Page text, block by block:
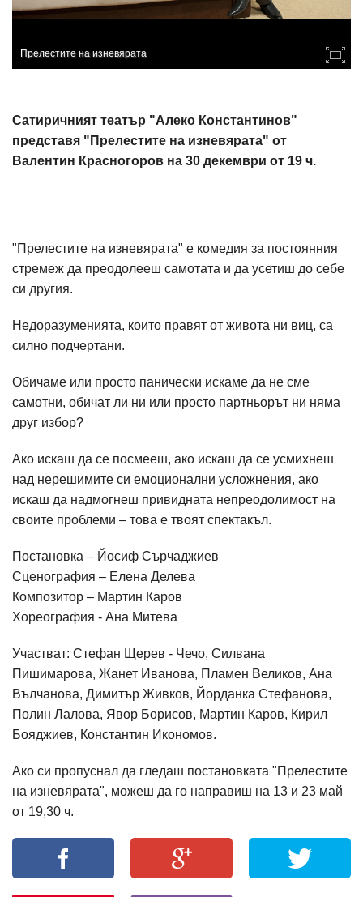
Прелестите на изневярата
Сатиричният театър "Алеко Константинов"
представя "Прелестите на изневярата" от
Валентин Красногоров на 30 декември от 19 ч.
"Прелестите на изневярата" е комедия за постоянния
стремеж да преодолееш самотата и да усетиш до себе
си другия.
Недоразуменията, които правят от живота ни виц, са
силно подчертани.
Обичаме или просто панически искаме да не сме
самотни, обичат ли ни или просто партньорът ни няма
друг избор?
Ако искаш да се посмееш, ако искаш да се усмихнеш
над нерешимите си емоционални усложнения, ако
искаш да надмогнеш привидната непреодолимост на
своите проблеми – това е твоят спектакъл.
Постановка – Йосиф Сърчаджиев
Сценография – Елена Делева
Композитор – Мартин Каров
Хореография - Ана Митева
Участват: Стефан Щерев - Чечо, Силвана
Пишимарова, Жанет Иванова, Пламен Великов, Ана
Вълчанова, Димитър Живков, Йорданка Стефанова,
Полин Лалова, Явор Борисов, Мартин Каров, Кирил
Бояджиев, Константин Икономов.
Ако си пропуснал да гледаш постановката "Прелестите
на изневярата", можеш да го направиш на 13 и 23 май
от 19,30 ч.